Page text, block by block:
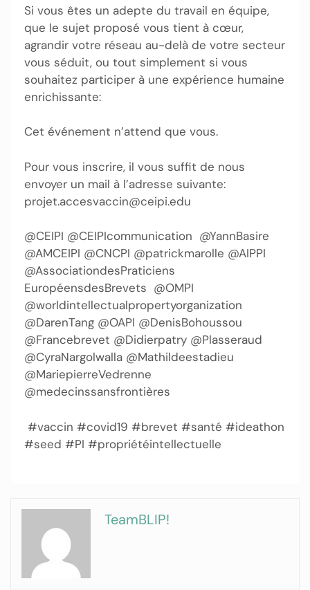
Si vous êtes un adepte du travail en équipe,
que le sujet proposé vous tient à cœur,
agrandir votre réseau au-delà de votre secteur
vous séduit, ou tout simplement si vous
souhaitez participer à une expérience humaine
enrichissante:
Cet événement n’attend que vous.
Pour vous inscrire, il vous suffit de nous
envoyer un mail à l’adresse suivante:
projet.accesvaccin@ceipi.edu
@CEIPI @CEIPIcommunication @YannBasire
@AMCEIPI @CNCPI @patrickmarolle @AIPPI
@AssociationdesPraticiens
EuropéensdesBrevets @OMPI
@worldintellectualpropertyorganization
@DarenTang @OAPI @DenisBohoussou
@Francebrevet @Didierpatry @Plasseraud
@CyraNargolwalla @Mathildeestadieu
@MariepierreVedrenne
@medecinssansfrontières
#vaccin #covid19 #brevet #santé #ideathon
#seed #PI #propriétéintellectuelle
TeamBLIP!